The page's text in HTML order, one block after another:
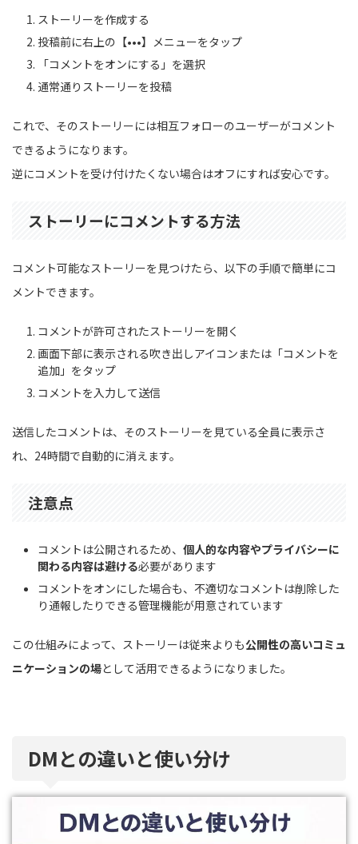
ストーリーを作成する
投稿前に右上の【•••】メニューをタップ
「コメントをオンにする」を選択
通常通りストーリーを投稿
これで、そのストーリーには相互フォローのユーザーがコメント
できるようになります。
逆にコメントを受け付けたくない場合はオフにすれば安心です。
ストーリーにコメントする方法
コメント可能なストーリーを見つけたら、以下の手順で簡単にコ
メントできます。
コメントが許可されたストーリーを開く
画面下部に表示される吹き出しアイコンまたは「コメントを
追加」をタップ
コメントを入力して送信
送信したコメントは、そのストーリーを見ている全員に表示さ
れ、24時間で自動的に消えます。
注意点
コメントは公開されるため、 個人的な内容やプライバシーに
関わる内容は避ける必要があります
コメントをオンにした場合も、不適切なコメントは削除した
り通報したりできる管理機能が用意されています
この仕組みによって、ストーリーは従来よりも公開性の高いコミュ
ニケーションの場として活用できるようになりました。
DMとの違いと使い分け